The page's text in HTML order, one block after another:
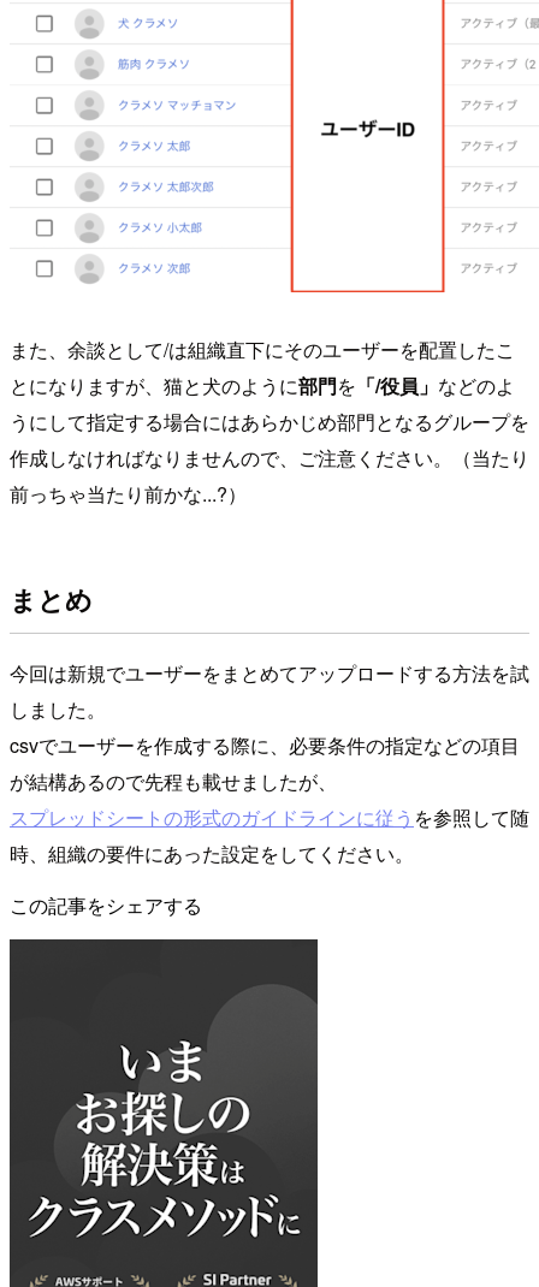
また、余談として/は組織直下にそのユーザーを配置したこ
とになりますが、猫と犬のように部門を 「/役員」 などのよ
うにして指定する場合にはあらかじめ部門となるグループを
作成しなければなりませんので、ご注意ください。（当たり
前っちゃ当たり前かな...?）
まとめ
今回は新規でユーザーをまとめてアップロードする方法を試
しました。
csvでユーザーを作成する際に、必要条件の指定などの項目
が結構あるので先程も載せましたが、
スプレッドシートの形式のガイドラインに従う を参照して随
時、組織の要件にあった設定をしてください。
この記事をシェアする